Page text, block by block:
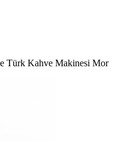
Türk Kahve Makinesi Mor